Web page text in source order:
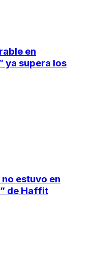
en
ya supera los
no estuvo en
de Haffit